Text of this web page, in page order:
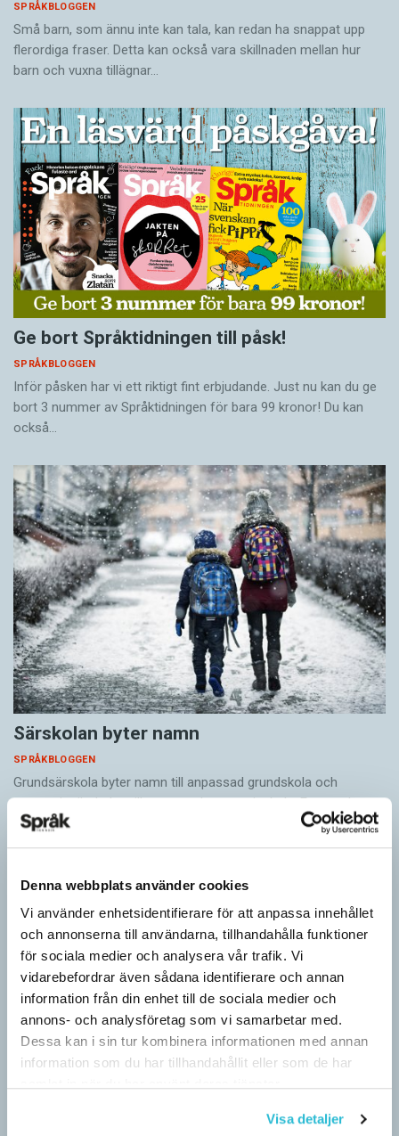
Denna webbplats använder cookies
Vi använder enhetsidentifierare för att anpassa innehållet
och annonserna till användarna, tillhandahålla funktioner
för sociala medier och analysera vår trafik. Vi
vidarebefordrar även sådana identifierare och annan
information från din enhet till de sociala medier och
annons- och analysföretag som vi samarbetar med.
Dessa kan i sin tur kombinera informationen med annan
information som du har tillhandahållit eller som de har
Visa detaljer
SPRÅKBLOGGEN
Små barn, som ännu inte kan tala, kan redan ha snappat upp
flerordiga fraser. Detta kan också vara skillnaden mellan hur
barn och vuxna tillägnar…
Ge bort Språktidningen till påsk!
SPRÅKBLOGGEN
Inför påsken har vi ett riktigt fint erbjudande. Just nu kan du ge
bort 3 nummer av Språktidningen för bara 99 kronor! Du kan
också…
Särskolan byter namn
SPRÅKBLOGGEN
Grundsärskola byter namn till anpassad grundskola och
gymnasiesärskolan till anpassad gymnasieskola. En som har
stor del i att detta namnbyte sker är artonåriga Leo Lust…